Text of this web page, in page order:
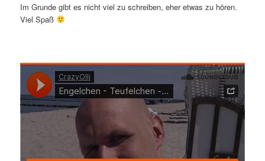
Im Grunde gibt es nicht viel zu schreiben, eher etwas zu hören.
Viel Spaß